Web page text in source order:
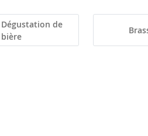
Dégustation de
bière